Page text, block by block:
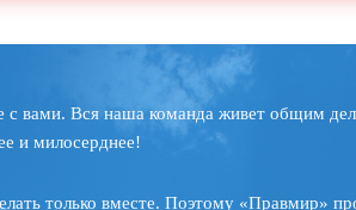
с вами. Вся наша команда живет общим
и милосерднее!
только вместе. Поэтому «Правмир»